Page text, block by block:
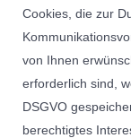
Cookies, die zur
von Ihnen
erforderlich sind,
DSGVO
berechtigtes